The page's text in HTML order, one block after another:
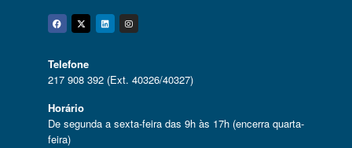
Facebook
Twitter
Linkedin
Instagram
Telefone
217 908 392 (Ext. 40326/40327)
Horário
De segunda a sexta-feira das 9h às 17h (encerra quarta-
feira)